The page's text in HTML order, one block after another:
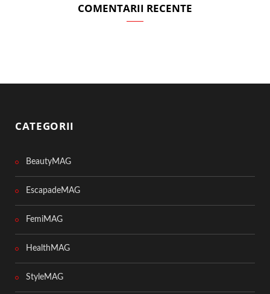
COMENTARII RECENTE
CATEGORII
BeautyMAG
EscapadeMAG
FemiMAG
HealthMAG
StyleMAG